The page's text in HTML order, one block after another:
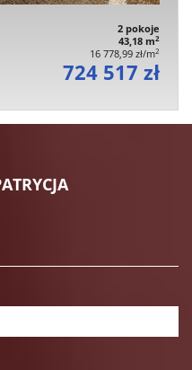
2 pokoje
43,18 m2
16 778,99 zł/m2
724 517 zł